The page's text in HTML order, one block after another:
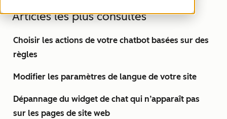
Articles les plus consultés
Choisir les actions de votre chatbot basées sur des
règles
Modifier les paramètres de langue de votre site
Dépannage du widget de chat qui n’apparaît pas
sur les pages de site web